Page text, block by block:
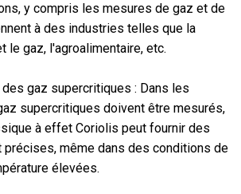
y compris les mesures de gaz et de
à des industries telles que la
le gaz, l'agroalimentaire, etc.
gaz supercritiques : Dans les
supercritiques doivent être mesurés,
à effet Coriolis peut fournir des
même dans des conditions de
élevées.